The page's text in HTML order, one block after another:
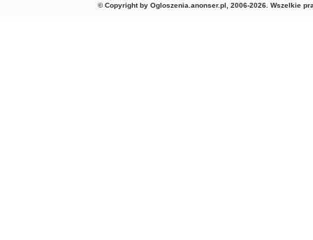
© Copyright by Ogloszenia.anonser.pl, 2006-2026. Wszelkie